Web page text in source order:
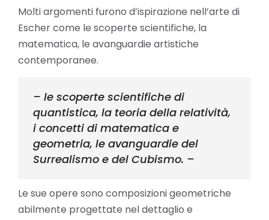
Molti argomenti furono d’ispirazione nell’arte di
Escher come le scoperte scientifiche, la
matematica, le avanguardie artistiche
contemporanee.
– le scoperte scientifiche di
quantistica, la teoria della relatività,
i concetti di matematica e
geometria, le avanguardie del
Surrealismo e del Cubismo. –
Le sue opere sono composizioni geometriche
abilmente progettate nel dettaglio e